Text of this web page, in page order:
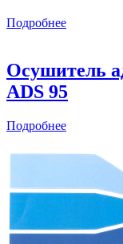
Подробнее
Осушитель
ADS 95
Подробнее